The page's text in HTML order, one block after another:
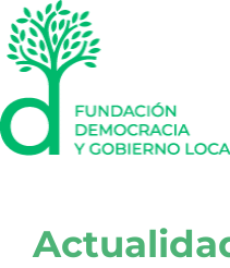
Saltar
al
contenido